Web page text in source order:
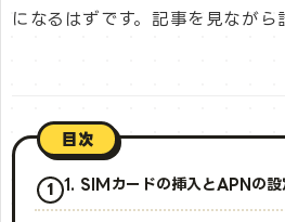
になるはずです。記事を見ながら
目次
1. SIMカードの挿入とAPNの設